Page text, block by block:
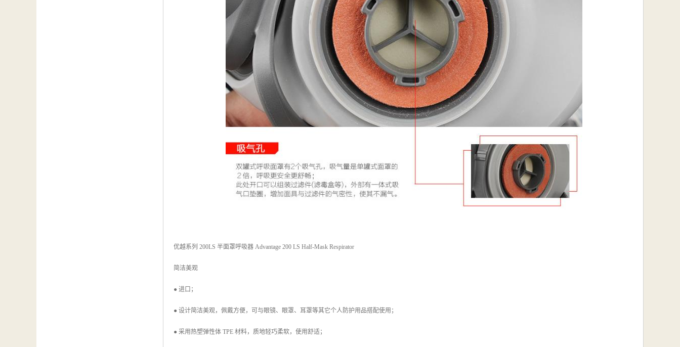
优越系列 200LS 半面罩呼吸器 Advantage 200 LS Half-Mask Respirator
简洁美观
● 进口；
● 设计简洁美观，佩戴方便，可与眼镜、眼罩、耳罩等其它个人防护用品搭配使用；
● 采用热塑弹性体 TPE 材料，质地轻巧柔软，使用舒适；